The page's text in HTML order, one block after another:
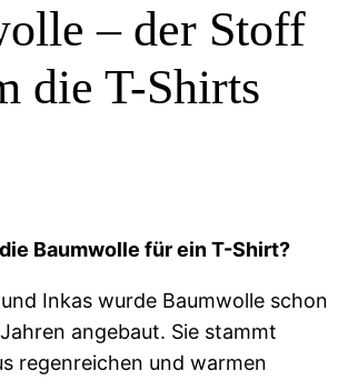
– der Stoff
die T-Shirts
Baumwolle für ein T-Shirt?
Inkas wurde Baumwolle schon
angebaut. Sie stammt
regenreichen und warmen